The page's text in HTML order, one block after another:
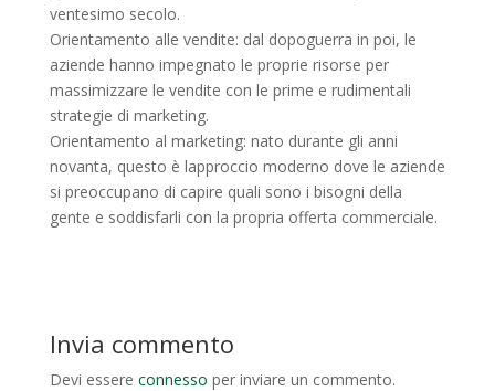
ventesimo secolo.
Orientamento alle vendite: dal dopoguerra in poi, le
aziende hanno impegnato le proprie risorse per
massimizzare le vendite con le prime e rudimentali
strategie di marketing.
Orientamento al marketing: nato durante gli anni
novanta, questo è lapproccio moderno dove le aziende
si preoccupano di capire quali sono i bisogni della
gente e soddisfarli con la propria offerta commerciale.
Invia commento
Devi essere connesso per inviare un commento.